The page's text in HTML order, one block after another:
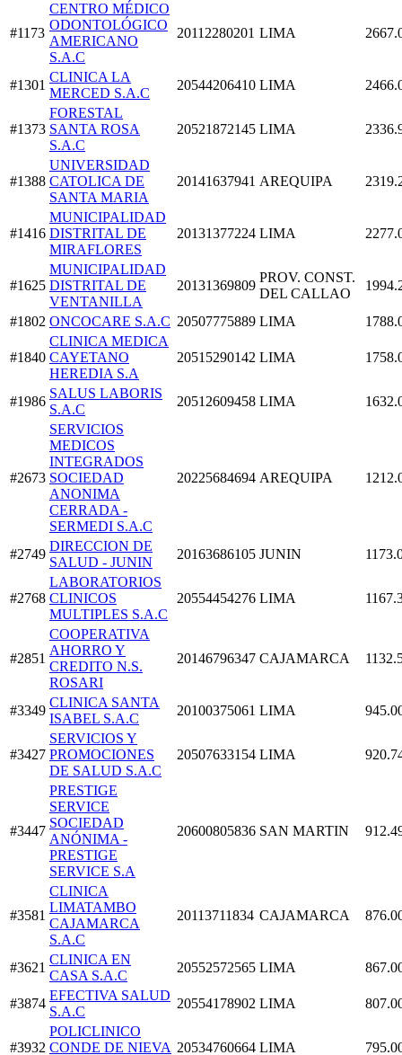
#1173
CENTRO MÉDICO
ODONTOLÓGICO
AMERICANO
S.A.C
20112280201 LIMA
#1301
CLINICA LA
MERCED S.A.C
20544206410 LIMA
#1373
FORESTAL
SANTA ROSA
S.A.C
20521872145 LIMA
#1388
UNIVERSIDAD
CATOLICA DE
SANTA MARIA
20141637941 AREQUIPA
#1416
MUNICIPALIDAD
DISTRITAL DE
MIRAFLORES
20131377224 LIMA
#1625
MUNICIPALIDAD
DISTRITAL DE
VENTANILLA
20131369809
PROV. CONST.
DEL CALLAO
#1802 ONCOCARE S.A.C 20507775889 LIMA
#1840
CLINICA MEDICA
CAYETANO
HEREDIA S.A
20515290142 LIMA
#1986
SALUS LABORIS
S.A.C
20512609458 LIMA
#2673
SERVICIOS
MEDICOS
INTEGRADOS
SOCIEDAD
ANONIMA
CERRADA -
SERMEDI S.A.C
20225684694 AREQUIPA
#2749
DIRECCION DE
SALUD - JUNIN
20163686105 JUNIN
#2768
LABORATORIOS
CLINICOS
MULTIPLES S.A.C
20554454276 LIMA
#2851
COOPERATIVA
AHORRO Y
CREDITO N.S.
ROSARI
20146796347 CAJAMARCA
#3349
CLINICA SANTA
ISABEL S.A.C
20100375061 LIMA
#3427
SERVICIOS Y
PROMOCIONES
DE SALUD S.A.C
20507633154 LIMA
#3447
PRESTIGE
SERVICE
SOCIEDAD
ANÓNIMA -
PRESTIGE
SERVICE S.A
20600805836 SAN MARTIN
#3581
CLINICA
LIMATAMBO
CAJAMARCA
S.A.C
20113711834 CAJAMARCA
#3621
CLINICA EN
CASA S.A.C
20552572565 LIMA
#3874
EFECTIVA SALUD
S.A.C
20554178902 LIMA
#3932
POLICLINICO
CONDE DE NIEVA 20534760664 LIMA